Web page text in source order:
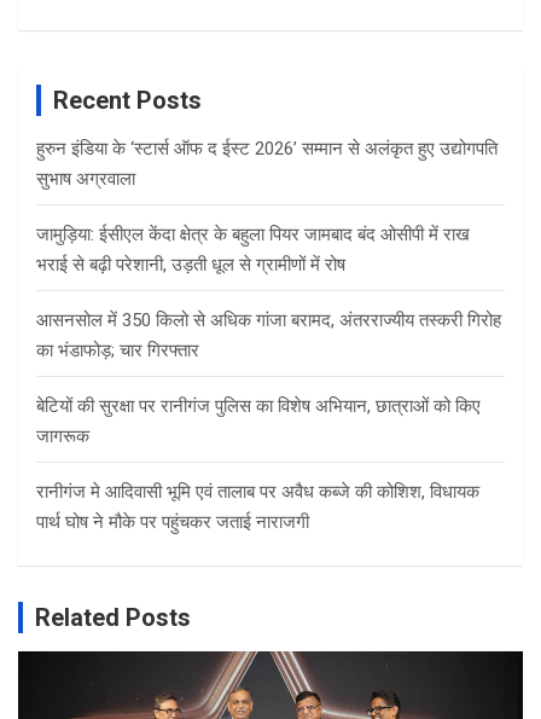
Recent Posts
हुरुन इंडिया के ‘स्टार्स ऑफ द ईस्ट 2026’ सम्मान से अलंकृत हुए उद्योगपति
सुभाष अग्रवाला
जामुड़िया: ईसीएल केंदा क्षेत्र के बहुला पियर जामबाद बंद ओसीपी में राख
भराई से बढ़ी परेशानी, उड़ती धूल से ग्रामीणों में रोष
आसनसोल में 350 किलो से अधिक गांजा बरामद, अंतरराज्यीय तस्करी गिरोह
का भंडाफोड़; चार गिरफ्तार
बेटियों की सुरक्षा पर रानीगंज पुलिस का विशेष अभियान, छात्राओं को किए
जागरूक
रानीगंज मे आदिवासी भूमि एवं तालाब पर अवैध कब्जे की कोशिश, विधायक
पार्थ घोष ने मौके पर पहुंचकर जताई नाराजगी
Related Posts